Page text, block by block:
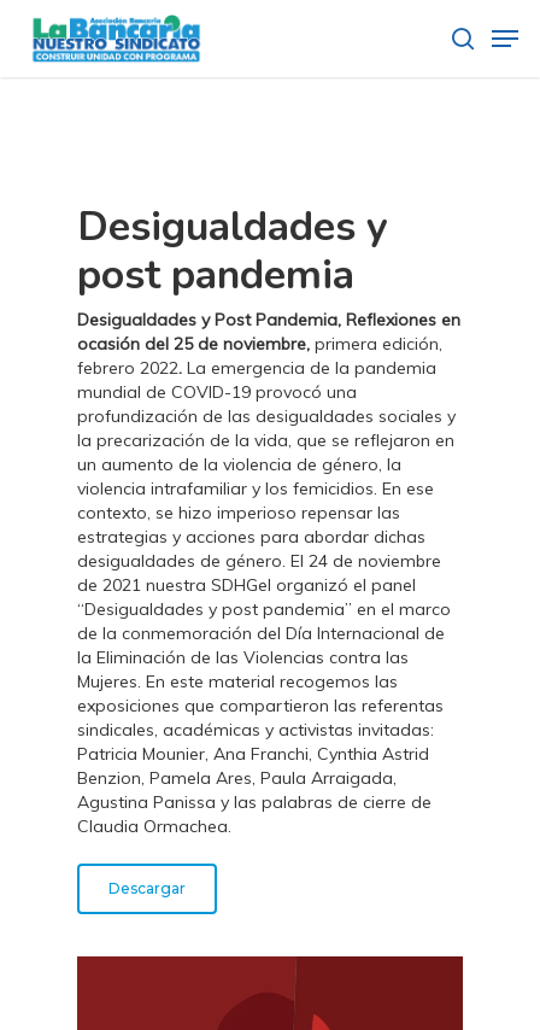
main
search
Desigualdades y
post pandemia
Desigualdades y Post Pandemia, Reflexiones en
ocasión del 25 de noviembre,primera edición,
febrero 2022. La emergencia de la pandemia
mundial de COVID-19 provocó una
profundización de las desigualdades sociales y
la precarización de la vida, que se reflejaron en
un aumento de la violencia de género, la
violencia intrafamiliar y los femicidios. En ese
contexto, se hizo imperioso repensar las
estrategias y acciones para abordar dichas
desigualdades de género. El 24 de noviembre
de 2021 nuestra SDHGeI organizó el panel
“Desigualdades y post pandemia” en el marco
de la conmemoración del Día Internacional de
la Eliminación de las Violencias contra las
Mujeres. En este material recogemos las
exposiciones que compartieron las referentas
sindicales, académicas y activistas invitadas:
Patricia Mounier, Ana Franchi, Cynthia Astrid
Benzion, Pamela Ares, Paula Arraigada,
Agustina Panissa y las palabras de cierre de
Claudia Ormachea.
Descargar